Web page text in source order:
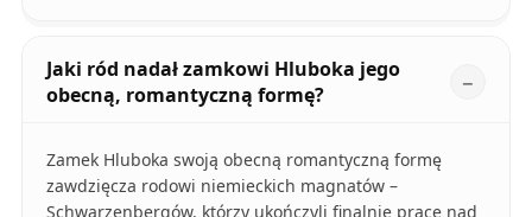
Jaki ród nadał zamkowi Hluboka jego
obecną, romantyczną formę?
Zamek Hluboka swoją obecną romantyczną formę
zawdzięcza rodowi niemieckich magnatów –
Schwarzenbergów, którzy ukończyli finalnie prace nad